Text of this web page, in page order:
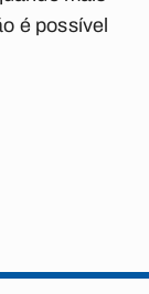
é possível